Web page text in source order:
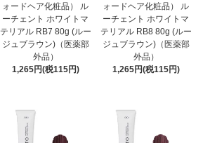
ォードヘア化粧品） ル
ーチェント ホワイトマ
テリアル RB7 80g (ルー
ジュブラウン)（医薬部
外品）
1,265円(税115円)
ォードヘア化粧品） ル
ーチェント ホワイトマ
テリアル RB8 80g (ルー
ジュブラウン)（医薬部
外品）
1,265円(税115円)